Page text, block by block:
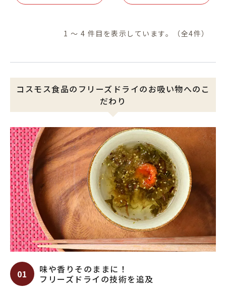
1 ～ 4 件目を表示しています。（全4件）
コスモス食品のフリーズドライのお吸い物へのこ
だわり
01
味や香りそのままに！
フリーズドライの技術を追及